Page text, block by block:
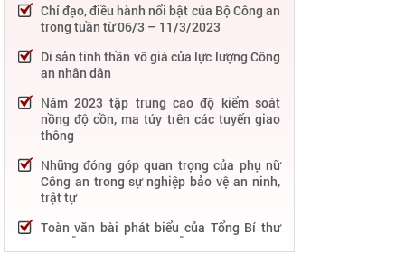
Chỉ đạo, điều hành nổi bật của Bộ Công an
trong tuần từ 06/3 – 11/3/2023
Di sản tinh thần vô giá của lực lượng Công
an nhân dân
Năm 2023 tập trung cao độ kiểm soát
nồng độ cồn, ma túy trên các tuyến giao
thông
Những đóng góp quan trọng của phụ nữ
Công an trong sự nghiệp bảo vệ an ninh,
trật tự
Toàn văn bài phát biểu của Tổng Bí thư
Nguyễn Phú Trọng tại Lễ kỷ niệm 75 năm